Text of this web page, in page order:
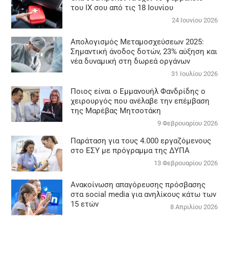
του ΙΧ σου από τις 18 Ιουνίου
24 Ιουνίου 2026
Απολογισμός Μεταμοσχεύσεων 2025:
Σημαντική άνοδος δοτών, 23% αύξηση και
νέα δυναμική στη δωρεά οργάνων
31 Ιουλίου 2026
Ποιος είναι ο Εμμανουήλ Φανδρίδης ο
χειρουργός που ανέλαβε την επέμβαση
της Μαρέβας Μητσοτάκη
9 Φεβρουαρίου 2026
Παράταση για τους 4.000 εργαζόμενους
στο ΕΣΥ με πρόγραμμα της ΔΥΠΑ
13 Φεβρουαρίου 2026
Ανακοίνωση απαγόρευσης πρόσβασης
στα social media για ανηλίκους κάτω των
15 ετών
8 Απριλίου 2026